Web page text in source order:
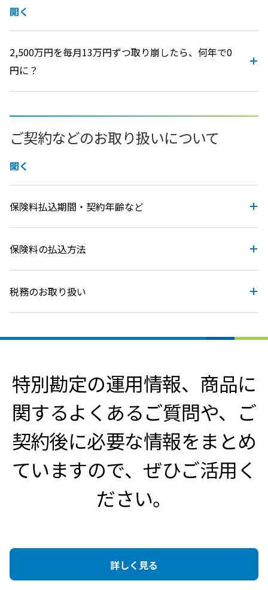
開く
2,500万円を毎月13万円ずつ取り崩したら、何年で0
円に？
ご契約などのお取り扱いについて
開く
保険料払込期間・契約年齢など
保険料の払込方法
税務のお取り扱い
特別勘定の運用情報、商品に
関するよくあるご質問や、ご
契約後に必要な情報をまとめ
ていますので、ぜひご活用く
ださい。
詳しく見る